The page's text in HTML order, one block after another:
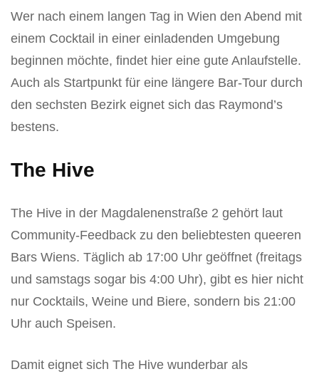
Wer nach einem langen Tag in Wien den Abend mit
einem Cocktail in einer einladenden Umgebung
beginnen möchte, findet hier eine gute Anlaufstelle.
Auch als Startpunkt für eine längere Bar-Tour durch
den sechsten Bezirk eignet sich das Raymond’s
bestens.
The Hive
The Hive in der Magdalenenstraße 2 gehört laut
Community-Feedback zu den beliebtesten queeren
Bars Wiens. Täglich ab 17:00 Uhr geöffnet (freitags
und samstags sogar bis 4:00 Uhr), gibt es hier nicht
nur Cocktails, Weine und Biere, sondern bis 21:00
Uhr auch Speisen.
Damit eignet sich The Hive wunderbar als